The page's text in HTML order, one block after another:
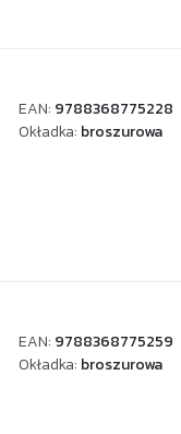
EAN: 9788368775228
Okładka: broszurowa
EAN: 9788368775259
Okładka: broszurowa